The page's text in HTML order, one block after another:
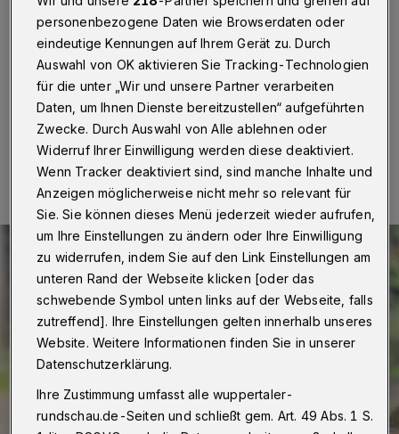
Wuppertal·Nach einer Verkehrsunfallflucht am
Mittwoch (8. Juni 2022) gegen 19:15 Uhr auf der
Hochstraße sucht die Wuppertaler Polizei nach
Zeuginnen und Zeugen.
10.06.2022 , 13:33 Uhr Eine Minute Lesezeit
personenbezogene Daten wie Browserdaten oder
eindeutige Kennungen auf Ihrem Gerät zu. Durch
Auswahl von OK aktivieren Sie Tracking-Technologien
für die unter „Wir und unsere Partner verarbeiten
Daten, um Ihnen Dienste bereitzustellen“ aufgeführten
Zwecke. Durch Auswahl von Alle ablehnen oder
Widerruf Ihrer Einwilligung werden diese deaktiviert.
Wenn Tracker deaktiviert sind, sind manche Inhalte und
Anzeigen möglicherweise nicht mehr so relevant für
Sie. Sie können dieses Menü jederzeit wieder aufrufen,
um Ihre Einstellungen zu ändern oder Ihre Einwilligung
zu widerrufen, indem Sie auf den Link Einstellungen am
unteren Rand der Webseite klicken [oder das
schwebende Symbol unten links auf der Webseite, falls
zutreffend]. Ihre Einstellungen gelten innerhalb unseres
Website. Weitere Informationen finden Sie in unserer
Datenschutzerklärung.
Ihre Zustimmung umfasst alle wuppertaler-
rundschau.de-Seiten und schließt gem. Art. 49 Abs. 1 S.